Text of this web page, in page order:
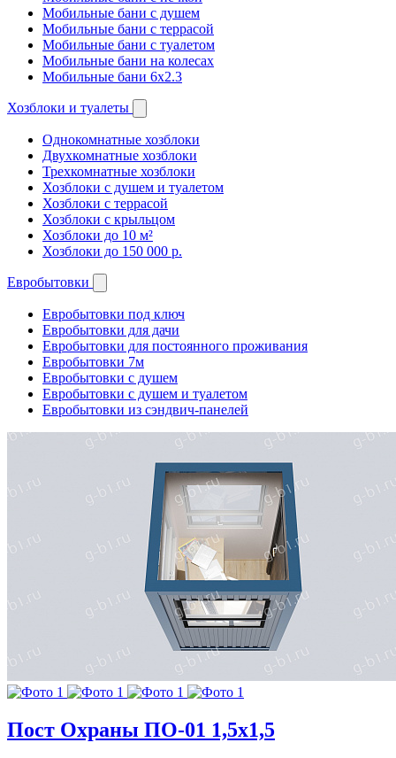
Мобильные бани с душем
Мобильные бани с террасой
Мобильные бани с туалетом
Мобильные бани на колесах
Мобильные бани 6х2.3
Хозблоки и туалеты
Однокомнатные хозблоки
Двухкомнатные хозблоки
Трехкомнатные хозблоки
Хозблоки с душем и туалетом
Хозблоки с террасой
Хозблоки с крыльцом
Хозблоки до 10 м²
Хозблоки до 150 000 р.
Евробытовки
Евробытовки под ключ
Евробытовки для дачи
Евробытовки для постоянного проживания
Евробытовки 7м
Евробытовки с душем
Евробытовки с душем и туалетом
Евробытовки из сэндвич-панелей
Пост Охраны ПО-01 1,5х1,5